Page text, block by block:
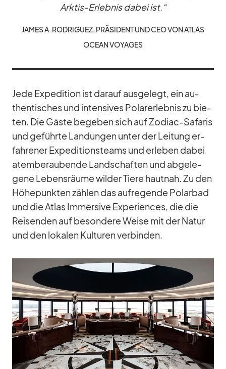
Ark­tis-Er­leb­nis da­bei ist.“
JA­MES A. RO­DRI­GUEZ, PRÄ­SI­DENT UND CEO VON AT­LAS
OCEAN VOY­A­GES
Jede Ex­pe­di­tion ist dar­auf aus­ge­legt, ein au­
then­ti­sches und in­ten­si­ves Po­lar­er­leb­nis zu bie­
ten. Die Gäste be­ge­ben sich auf Zo­diac-Sa­fa­ris
und ge­führte Lan­dun­gen un­ter der Lei­tung er­
fah­re­ner Ex­pe­di­ti­ons­teams und er­le­ben da­bei
atem­be­rau­bende Land­schaf­ten und ab­ge­le­
gene Le­bens­räume wil­der Tiere haut­nah. Zu den
Hö­he­punk­ten zäh­len das auf­re­gende Po­lar­bad
und die At­las Im­mersive Ex­pe­ri­en­ces, die die
Rei­sen­den auf be­son­dere Weise mit der Na­tur
und den lo­ka­len Kul­tu­ren ver­bin­den.